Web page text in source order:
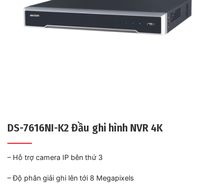
DS-7616NI-K2 Đầu ghi hình NVR 4K
– Hỗ trợ camera IP bên thứ 3
– Độ phân giải ghi lên tới 8 Megapixels